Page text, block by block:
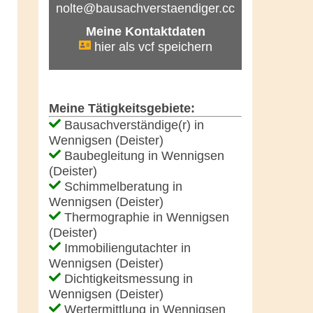
nolte@bausachverstaendiger.cc
Meine Kontaktdaten
hier als vcf speichern
Meine Tätigkeitsgebiete:
Bausachverständige(r) in
Wennigsen (Deister)
Baubegleitung in Wennigsen
(Deister)
Schimmelberatung in
Wennigsen (Deister)
Thermographie in Wennigsen
(Deister)
Immobiliengutachter in
Wennigsen (Deister)
Dichtigkeitsmessung in
Wennigsen (Deister)
Wertermittlung in Wennigsen